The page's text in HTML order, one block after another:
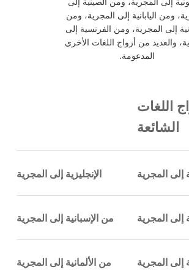
ومن اليابانية إلى المجرية، ومن
إلى المجرية، ومن الفرنسية إلى
والعديد من أزواج اللغات الأخرى
المدعومة.
اللغات
الشائعة
إلى المجرية الإنجليزية إلى المجرية
إلى المجرية من الإسبانية إلى المجرية
إلى المجرية من الألمانية إلى المجرية